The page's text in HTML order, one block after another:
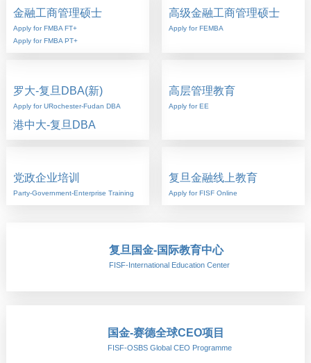
金融工商管理硕士
Apply for FMBA FT+
Apply for FMBA PT+
高级金融工商管理硕士
Apply for FEMBA
罗大-复旦DBA(新)
Apply for URochester-Fudan DBA
港中大-复旦DBA
高层管理教育
Apply for EE
党政企业培训
Party-Government-Enterprise Training
复旦金融线上教育
Apply for FISF Online
复旦国金-国际教育中心
FISF-International Education Center
国金-赛德全球CEO项目
FISF-OSBS Global CEO Programme